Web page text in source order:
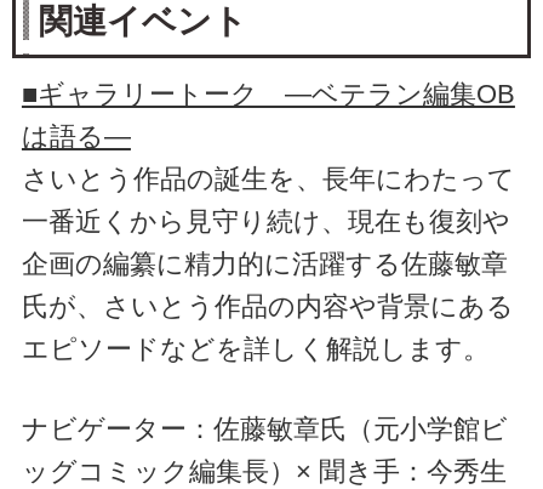
関連イベント
■ギャラリートーク ―ベテラン編集OB
は語る―
さいとう作品の誕生を、長年にわたって
一番近くから見守り続け、現在も復刻や
企画の編纂に精力的に活躍する佐藤敏章
氏が、さいとう作品の内容や背景にある
エピソードなどを詳しく解説します。
ナビゲーター：佐藤敏章氏（元小学館ビ
ッグコミック編集長）× 聞き手：今秀生